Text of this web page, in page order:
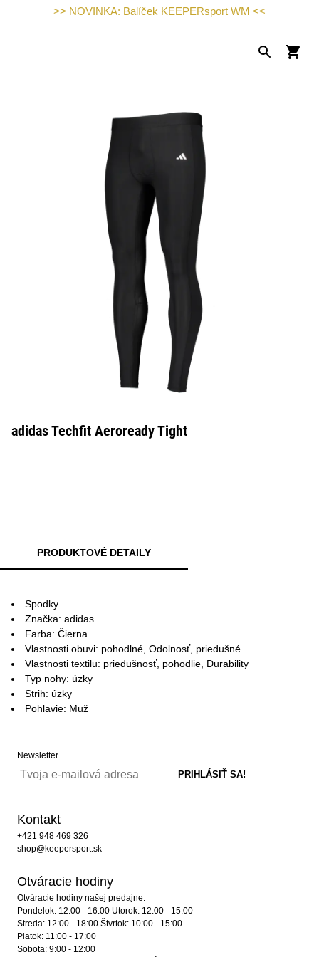
>> NOVINKA: Balíček KEEPERsport WM <<
adidas Techfit Aeroready Tight
PRODUKTOVÉ DETAILY
Spodky
Značka: adidas
Farba: Čierna
Vlastnosti obuvi: pohodlné, Odolnosť, priedušné
Vlastnosti textilu: priedušnosť, pohodlie, Durability
Typ nohy: úzky
Strih: úzky
Pohlavie: Muž
Newsletter
Kontakt
+421 948 469 326
shop@keepersport.sk
Otváracie hodiny
Otváracie hodiny našej predajne:
Pondelok: 12:00 - 16:00 Utorok: 12:00 - 15:00
Streda: 12:00 - 18:00 Štvrtok: 10:00 - 15:00
Piatok: 11:00 - 17:00
Sobota: 9:00 - 12:00